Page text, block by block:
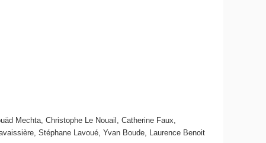
Mechta, Christophe Le Nouail, Catherine Faux,
Stéphane Lavoué, Yvan Boude, Laurence Benoit